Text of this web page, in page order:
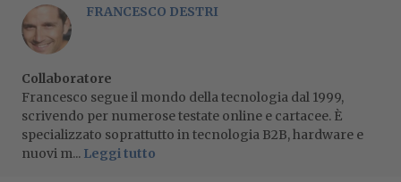
FRANCESCO DESTRI
Collaboratore
Francesco segue il mondo della tecnologia dal 1999,
scrivendo per numerose testate online e cartacee. È
specializzato soprattutto in tecnologia B2B, hardware e
nuovi m... Leggi tutto